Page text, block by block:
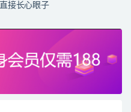
直接长心眼子